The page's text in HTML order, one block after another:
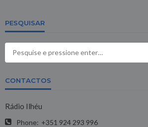
PESQUISAR
CONTACTOS
Rádio Ilhéu
Phone: +351 924 293 996